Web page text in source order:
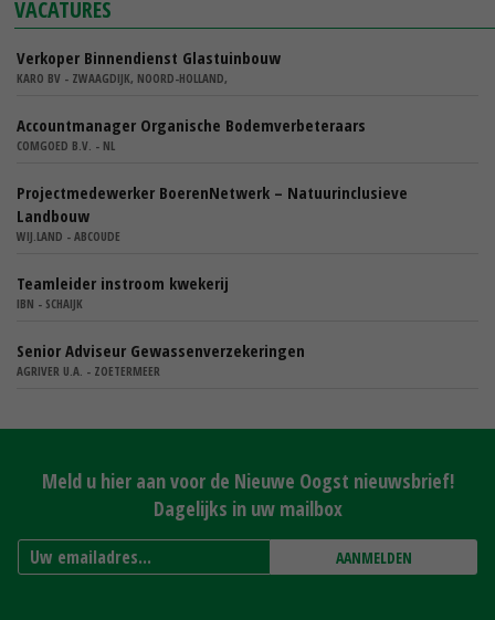
VACATURES
Verkoper Binnendienst Glastuinbouw
KARO BV - ZWAAGDIJK, NOORD-HOLLAND,
Accountmanager Organische Bodemverbeteraars
COMGOED B.V. - NL
Projectmedewerker BoerenNetwerk – Natuurinclusieve
Landbouw
WIJ.LAND - ABCOUDE
Teamleider instroom kwekerij
IBN - SCHAIJK
Senior Adviseur Gewassenverzekeringen
AGRIVER U.A. - ZOETERMEER
Meld u hier aan voor de Nieuwe Oogst nieuwsbrief!
Dagelijks in uw mailbox
AANMELDEN